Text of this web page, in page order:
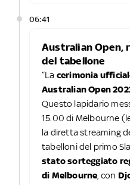
06:41
Australian
del tabellone
“La cerimonia
Australian Open
Questo lapidario
15.00 di Melbourne
la diretta streaming
tabelloni del primo
stato sorteggiato
di Melbourne , con